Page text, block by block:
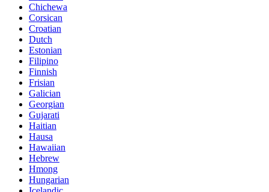
Chichewa
Corsican
Croatian
Dutch
Estonian
Filipino
Finnish
Frisian
Galician
Georgian
Gujarati
Haitian
Hausa
Hawaiian
Hebrew
Hmong
Hungarian